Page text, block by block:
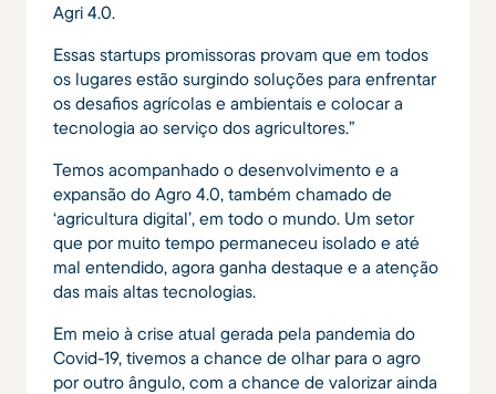
Agri 4.0.
Essas startups promissoras provam que em todos
os lugares estão surgindo soluções para enfrentar
os desafios agrícolas e ambientais e colocar a
tecnologia ao serviço dos agricultores.”
Temos acompanhado o desenvolvimento e a
expansão do Agro 4.0, também chamado de
‘agricultura digital’, em todo o mundo. Um setor
que por muito tempo permaneceu isolado e até
mal entendido, agora ganha destaque e a atenção
das mais altas tecnologias.
Em meio à crise atual gerada pela pandemia do
Covid-19, tivemos a chance de olhar para o agro
por outro ângulo, com a chance de valorizar ainda